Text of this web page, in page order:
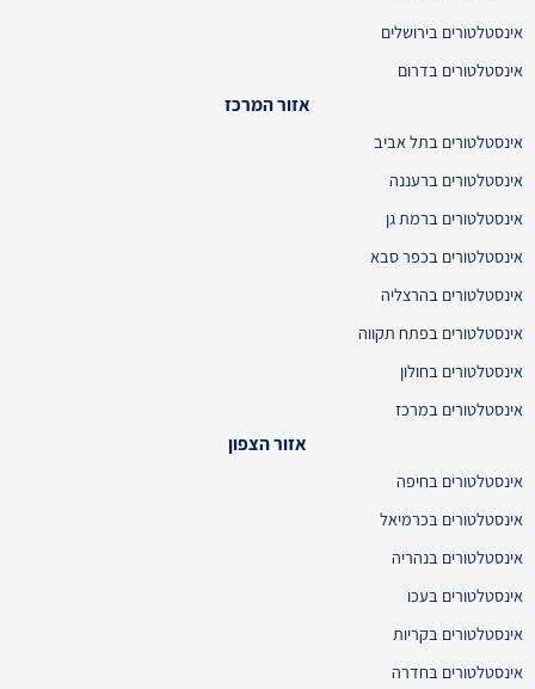
אינסטלטורים בירושלים
אינסטלטורים בדרום
אזור המרכז
אינסטלטורים בתל אביב
אינסטלטורים ברעננה
אינסטלטורים ברמת גן
אינסטלטורים בכפר סבא
אינסטלטורים בהרצליה
אינסטלטורים בפתח תקווה
אינסטלטורים בחולון
אינסטלטורים במרכז
אזור הצפון
אינסטלטורים בחיפה
אינסטלטורים בכרמיאל
אינסטלטורים בנהריה
אינסטלטורים בעכו
אינסטלטורים בקריות
אינסטלטורים בחדרה